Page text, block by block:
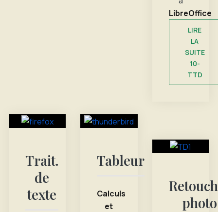
LibreOffice
LIRE
LA
SUITE
10-
TTD
Trait.
de
texte
Tableur
Calculs
et
photo